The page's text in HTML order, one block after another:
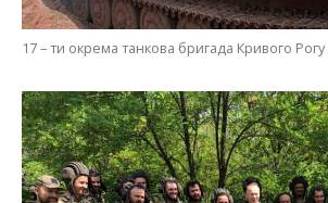
17 – ти окрема танкова бригада Кривого Рогу